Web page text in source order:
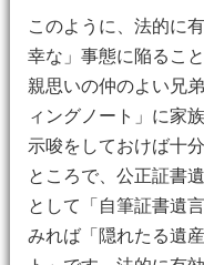
このように、法的に
幸な」事態に陥るこ
親思いの仲のよい兄
ィングノート」に家
示唆をしておけば十
ところで、公正証書
として「自筆証書遺
みれば「隠れたる遺